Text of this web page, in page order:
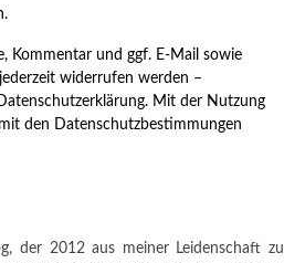
Kommentar und ggf. E-Mail sowie
widerrufen werden –
Mit der Nutzung
den Datenschutzbestimmungen
der 2012 aus meiner Leidenschaft zu